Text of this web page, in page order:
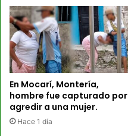
En Mocarí, Montería,
hombre fue capturado por
agredir a una mujer.
Hace 1 día